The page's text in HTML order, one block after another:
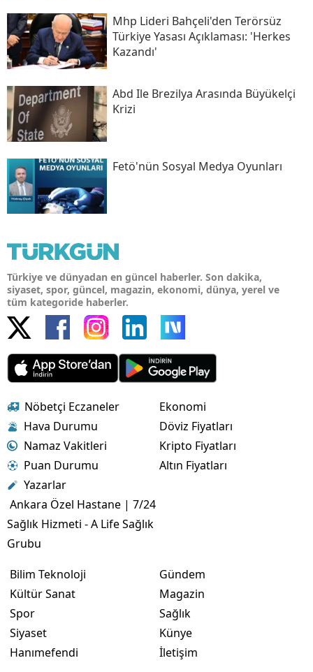
Mhp Lideri Bahçeli'den Terörsüz
Türkiye Yasası Açıklaması: 'herkes
Kazandı'
Abd Ile Brezilya Arasında Büyükelçi
Krizi
Fetö'nün Sosyal Medya Oyunları
Türkiye ve dünyadan en güncel haberler. Son dakika,
siyaset, spor, güncel, magazin, ekonomi, dünya, yerel ve
tüm kategoride haberler.
Nöbetçi Eczaneler
Hava Durumu
Namaz Vakitleri
Puan Durumu
Yazarlar
Ankara Özel Hastane | 7/24
Sağlık Hizmeti - A Life Sağlık
Grubu
Ekonomi
Döviz Fiyatları
Kripto Fiyatları
Altın Fiyatları
Bilim Teknoloji
Kültür Sanat
Spor
Siyaset
Hanımefendi
Gündem
Magazin
Sağlık
Künye
İletişim